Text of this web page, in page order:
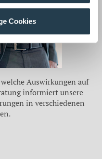
Cookies
Auswirkungen auf
informiert unsere
in verschiedenen